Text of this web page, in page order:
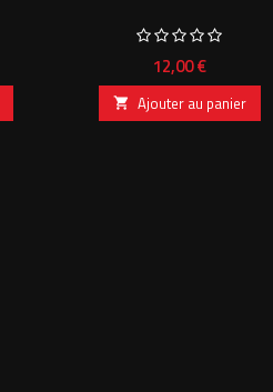
Prix
12,00 €
 Ajouter au panier